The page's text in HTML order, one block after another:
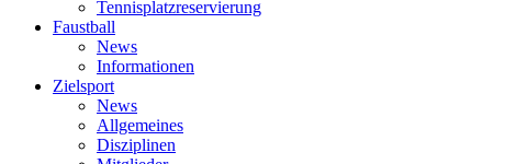
Tennisplatzreservierung
Faustball
News
Informationen
Zielsport
News
Allgemeines
Disziplinen